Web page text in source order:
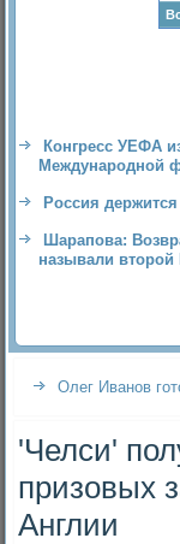
Конгресс УЕФА
Международной
Россия
Шарапова:
называли
Олег Иванов
'Челси'
призовых
Англии